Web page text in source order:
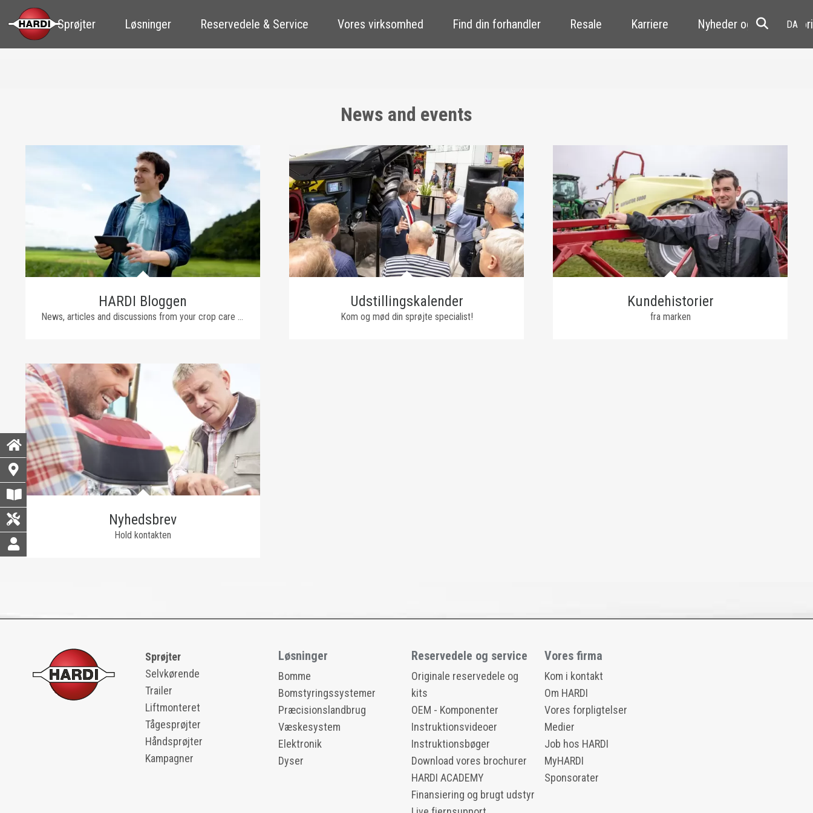
Sprøjter Løsninger Reservedele & Service Vores virksomhed Find din forhandler Resale Karriere Nyheder og
News and events
HARDI Bloggen Udstillingskalender
Kom og mød din sprøjte specialist!
Kundehistorier
fra marken
Nyhedsbrev
Hold kontakten
Sprøjter
Selvkørende
Trailer
Liftmonteret
Tågesprøjter
Håndsprøjter
Kampagner
Løsninger
Bomme
Bomstyringssystemer
Præcisionslandbrug
Væskesystem
Elektronik
Dyser
Reservedele og service
Originale reservedele og
kits
OEM - Komponenter
Instruktionsvideoer
Instruktionsbøger
Download vores brochurer
HARDI ACADEMY
Finansiering og brugt udstyr
Vores firma
Kom i kontakt
Om HARDI
Vores forpligtelser
Medier
Job hos HARDI
MyHARDI
Sponsorater